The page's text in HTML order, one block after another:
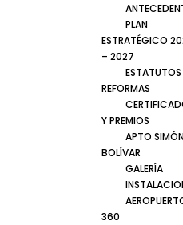
PLAN
ESTRATÉGICO
– 2027
ESTATUTOS
REFORMAS
Y PREMIOS
APTO
BOLÍVAR
GALERÍA
360